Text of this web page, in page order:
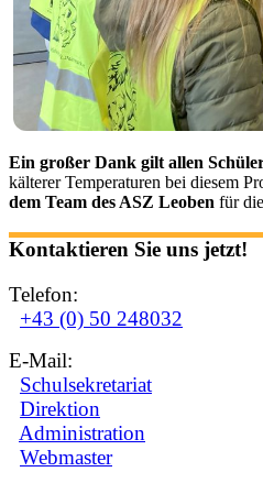
Ein großer Dank gilt allen
kälterer Temperaturen bei diesem
dem Team des ASZ Leoben für
Kontaktieren Sie uns jetzt!
Telefon:
+43 (0) 50 248032
E-Mail:
Schulsekretariat
Direktion
Administration
Webmaster